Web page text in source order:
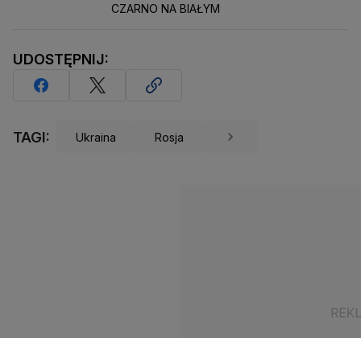
CZARNO NA BIAŁYM
UDOSTĘPNIJ:
TAGI: Ukraina Rosja